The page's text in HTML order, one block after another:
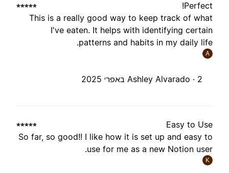
This is a really good way to keep track of
I've eaten. It helps with identifying
patterns and habits in my daily
Ashley Alvarado ·
Easy to
So far, so good!! I like how it is set up and easy
use for me as a new Notion